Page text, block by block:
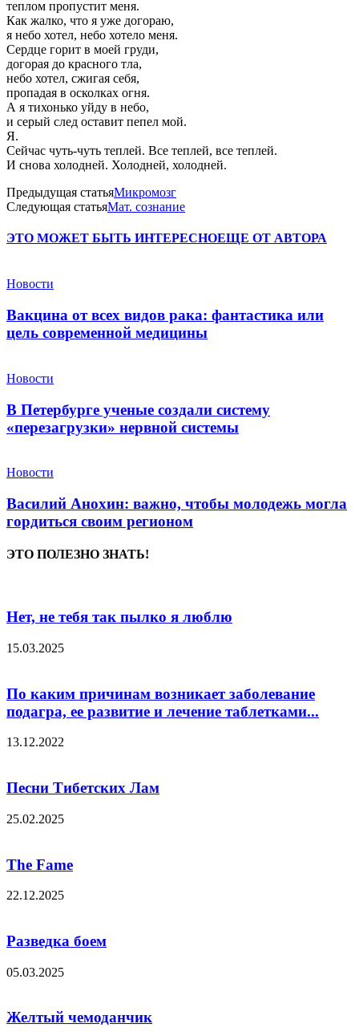
теплом пропустит меня.
Как жалко, что я уже догораю,
я небо хотел, небо хотело меня.
Сердце горит в моей груди,
догорая до красного тла,
небо хотел, сжигая себя,
пропадая в осколках огня.
А я тихонько уйду в небо,
и серый след оставит пепел мой.
Я.
Сейчас чуть-чуть теплей. Все теплей, все теплей.
И снова холодней. Холодней, холодней.
Предыдущая статьяМикромозг
Следующая статьяМат. сознание
ЭТО МОЖЕТ БЫТЬ ИНТЕРЕСНОЕЩЕ ОТ АВТОРА
Новости
Вакцина от всех видов рака: фантастика или
цель современной медицины
Новости
В Петербурге ученые создали систему
«перезагрузки» нервной системы
Новости
Василий Анохин: важно, чтобы молодежь могла
гордиться своим регионом
ЭТО ПОЛЕЗНО ЗНАТЬ!
Нет, не тебя так пылко я люблю
15.03.2025
По каким причинам возникает заболевание
подагра, ее развитие и лечение таблетками...
13.12.2022
Песни Тибетских Лам
25.02.2025
The Fame
22.12.2025
Разведка боем
05.03.2025
Желтый чемоданчик